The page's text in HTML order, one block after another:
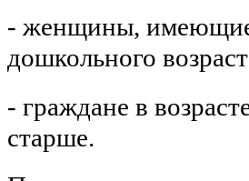
- женщины,
дошкольного
- граждане в
старше.